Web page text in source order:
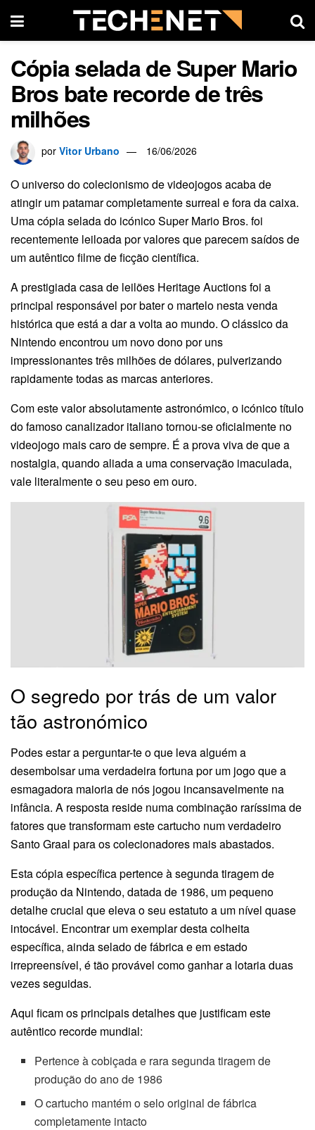
Cópia selada de Super Mario
Bros bate recorde de três
milhões
por Vitor Urbano 16/06/2026
O universo do colecionismo de videojogos acaba de
atingir um patamar completamente surreal e fora da caixa.
Uma cópia selada do icónico Super Mario Bros. foi
recentemente leiloada por valores que parecem saídos de
um autêntico filme de ficção científica.
A prestigiada casa de leilões Heritage Auctions foi a
principal responsável por bater o martelo nesta venda
histórica que está a dar a volta ao mundo. O clássico da
Nintendo encontrou um novo dono por uns
impressionantes três milhões de dólares, pulverizando
rapidamente todas as marcas anteriores.
Com este valor absolutamente astronómico, o icónico título
do famoso canalizador italiano tornou-se oficialmente no
videojogo mais caro de sempre. É a prova viva de que a
nostalgia, quando aliada a uma conservação imaculada,
vale literalmente o seu peso em ouro.
O segredo por trás de um valor
tão astronómico
Podes estar a perguntar-te o que leva alguém a
desembolsar uma verdadeira fortuna por um jogo que a
esmagadora maioria de nós jogou incansavelmente na
infância. A resposta reside numa combinação raríssima de
fatores que transformam este cartucho num verdadeiro
Santo Graal para os colecionadores mais abastados.
Esta cópia específica pertence à segunda tiragem de
produção da Nintendo, datada de 1986, um pequeno
detalhe crucial que eleva o seu estatuto a um nível quase
intocável. Encontrar um exemplar desta colheita
específica, ainda selado de fábrica e em estado
irrepreensível, é tão provável como ganhar a lotaria duas
vezes seguidas.
Aqui ficam os principais detalhes que justificam este
autêntico recorde mundial:
Pertence à cobiçada e rara segunda tiragem de
produção do ano de 1986
O cartucho mantém o selo original de fábrica
completamente intacto